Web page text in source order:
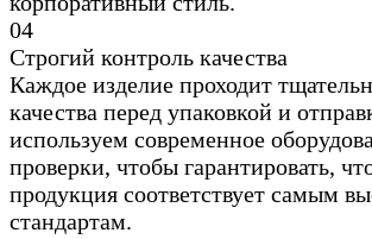
04
Строгий контроль качества
Каждое изделие проходит
качества перед упаковкой и
используем современное
проверки, чтобы гарантировать,
продукция соответствует самым
стандартам.